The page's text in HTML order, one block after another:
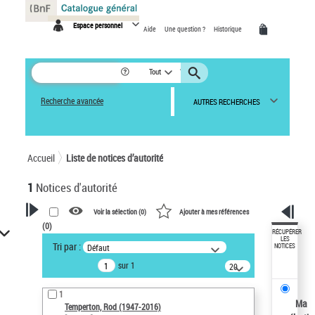
Espace personnel Aide Une question ? Historique
Tout
Recherche avancée AUTRES RECHERCHES
Accueil Liste de notices d’autorité
1 Notices d'autorité
VOTRE RECHERCHE
Recherche avancée dans les
notices d’autorité
Œuvres liées à l'auteur :
Temperton, Rod (1947-2016)
Voir la sélection (0) Ajouter à mes références
(0)
Tri par : Défaut
sur 1
20
résultats/page
1
Temperton, Rod (1947-2016)
RÉCUPÉRER
LES
NOTICES
Ma
Panneau de gestion des cookies